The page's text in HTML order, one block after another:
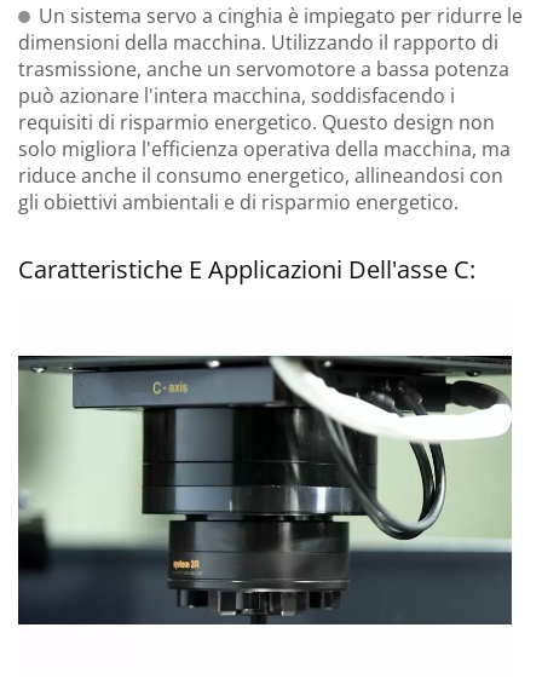
Un sistema servo a cinghia è impiegato per ridurre le
dimensioni della macchina. Utilizzando il rapporto di
trasmissione, anche un servomotore a bassa potenza
può azionare l'intera macchina, soddisfacendo i
requisiti di risparmio energetico. Questo design non
solo migliora l'efficienza operativa della macchina, ma
riduce anche il consumo energetico, allineandosi con
gli obiettivi ambientali e di risparmio energetico.
Caratteristiche E Applicazioni Dell'asse C: